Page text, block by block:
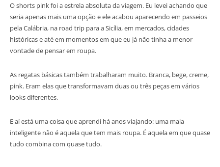
O shorts pink foi a estrela absoluta da viagem. Eu levei achando que
seria apenas mais uma opção e ele acabou aparecendo em passeios
pela Calábria, na road trip para a Sicília, em mercados, cidades
históricas e até em momentos em que eu já não tinha a menor
vontade de pensar em roupa.
As regatas básicas também trabalharam muito. Branca, bege, creme,
pink. Eram elas que transformavam duas ou três peças em vários
looks diferentes.
E aí está uma coisa que aprendi há anos viajando: uma mala
inteligente não é aquela que tem mais roupa. É aquela em que quase
tudo combina com quase tudo.